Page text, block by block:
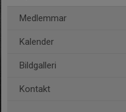
Medlemmar
Kalender
Bildgalleri
Kontakt